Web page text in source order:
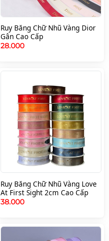
Ruy Băng Chữ Nhũ Vàng Dior
Gân Cao Cấp
28.000
Ruy Băng Chữ Nhũ Vàng Love
At First Sight 2cm Cao Cấp
38.000